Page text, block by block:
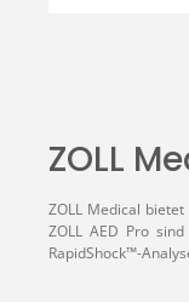
ZOLL
ZOLL Medical
ZOLL AED Pro
RapidShock™-